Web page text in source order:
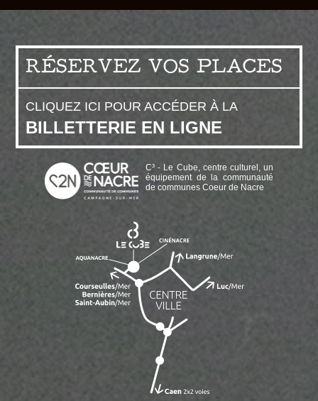
RÉSERVEZ VOS PLACES
CLIQUEZ ICI POUR ACCÉDER À LA
BILLETTERIE EN LIGNE
C³ - Le Cube, centre culturel, un
équipement de la communauté
de communes Coeur de Nacre